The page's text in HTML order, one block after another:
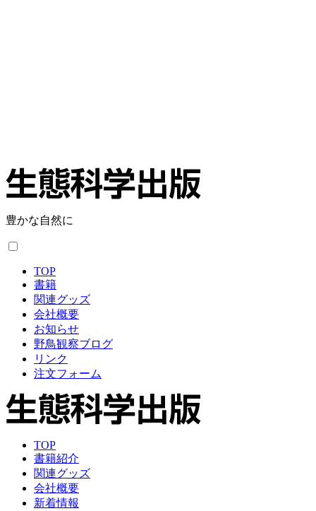
豊かな自然に
TOP
書籍
関連グッズ
会社概要
お知らせ
野鳥観察ブログ
リンク
注文フォーム
TOP
書籍紹介
関連グッズ
会社概要
新着情報